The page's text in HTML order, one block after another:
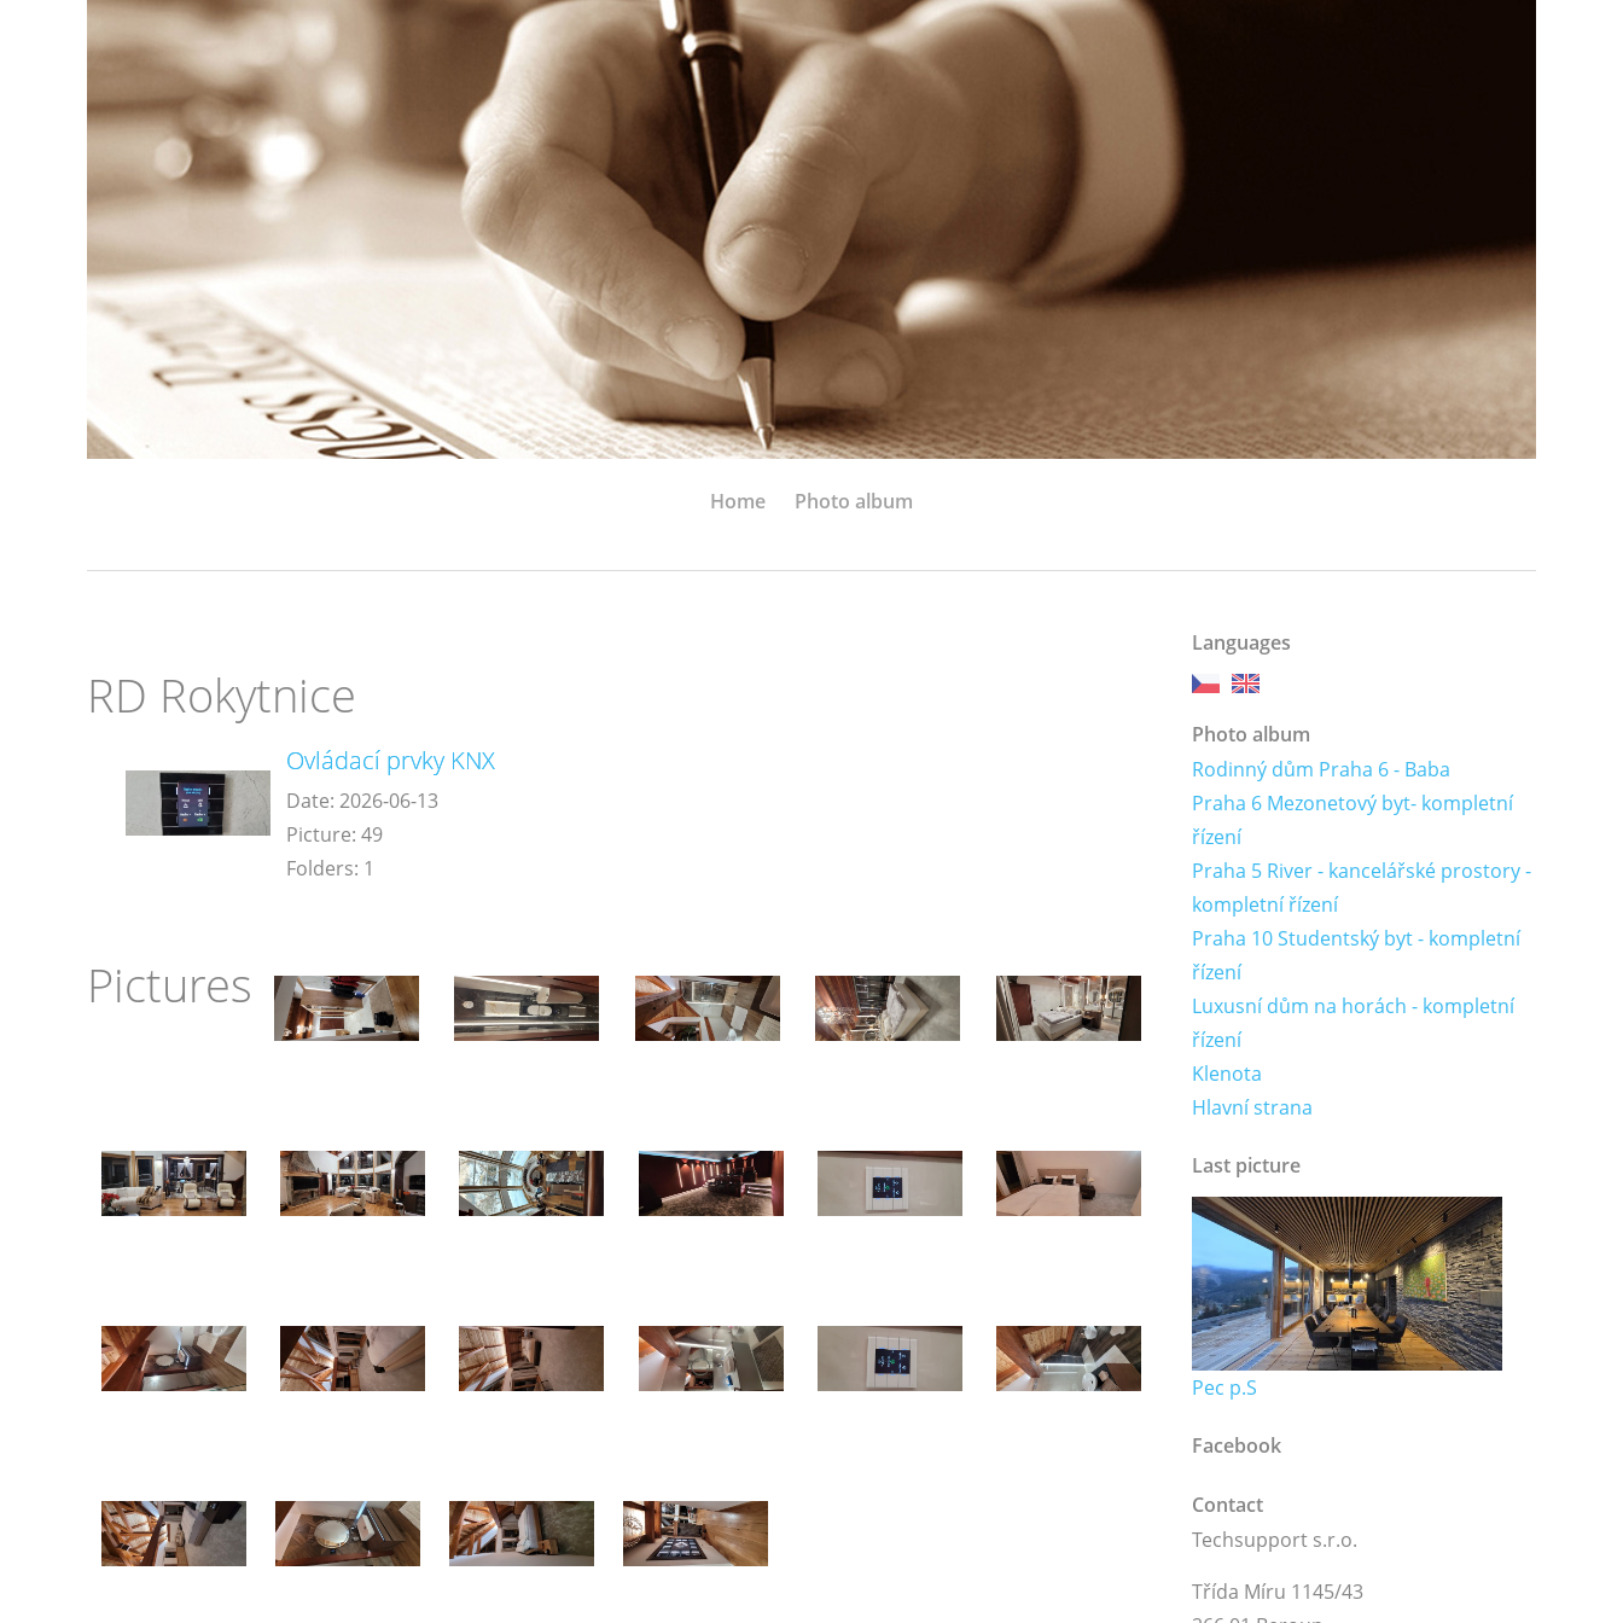
Home Photo album
RD Rokytnice
Ovládací prvky KNX
Date: 2026-06-13
Picture: 49
Folders: 1
Pictures
Languages
Photo album
Rodinný dům Praha 6 - Baba
Praha 6 Mezonetový byt- kompletní
řízení
Praha 5 River - kancelářské prostory -
kompletní řízení
Praha 10 Studentský byt - kompletní
řízení
Luxusní dům na horách - kompletní
řízení
Klenota
Hlavní strana
Last picture
Pec p.S
Facebook
Contact
Techsupport s.r.o.
Třída Míru 1145/43